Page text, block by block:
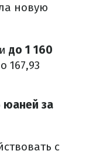
новую
до 1 160
167,93
юаней за
с